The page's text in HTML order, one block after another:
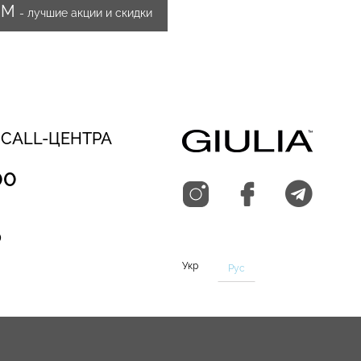
- лучшие акции и скидки
ЦЕНТРА
Укр Рус